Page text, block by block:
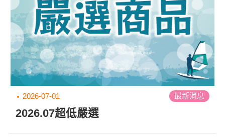
2026-07-01 最新消息
2026.07超低嚴選